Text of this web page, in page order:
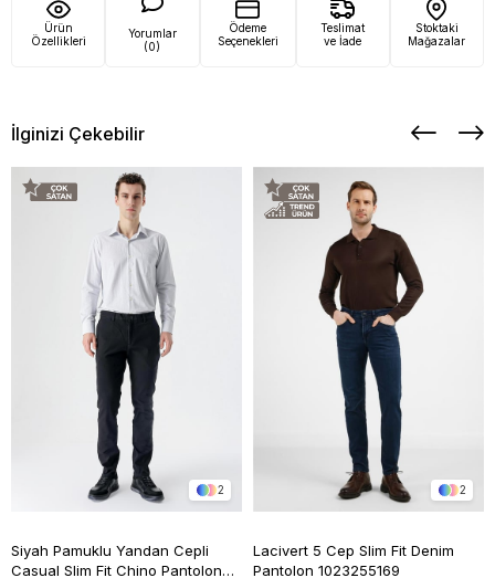
Ürün
Özellikleri
Yorumlar
(0)
Ödeme
Seçenekleri
Teslimat
ve İade
Stoktaki
Mağazalar
İlginizi Çekebilir
2
Siyah Pamuklu Yandan Cepli
Casual Slim Fit Chino Pantolon
2
Lacivert 5 Cep Slim Fit Denim
Pantolon 1023255169